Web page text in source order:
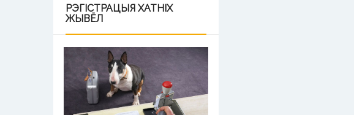
РЭГІСТРАЦЫЯ ХАТНІХ
ЖЫВЁЛ